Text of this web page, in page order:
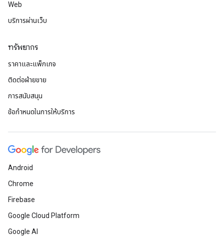
Web
บริการผ่านเว็บ
ทรัพยากร
ราคาและแพ็กเกจ
ติดต่อฝ่ายขาย
การสนับสนุน
ข้อกำหนดในการให้บริการ
Android
Chrome
Firebase
Google Cloud Platform
Google AI